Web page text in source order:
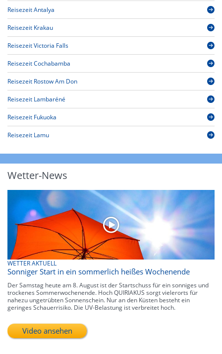
Reisezeit Antalya
Reisezeit Krakau
Reisezeit Victoria Falls
Reisezeit Cochabamba
Reisezeit Rostow Am Don
Reisezeit Lambaréné
Reisezeit Fukuoka
Reisezeit Lamu
Wetter-News
WETTER AKTUELL
Sonniger Start in ein sommerlich heißes Wochenende
Der Samstag heute am 8. August ist der Startschuss für ein sonniges und
trockenes Sommerwochenende. Hoch QUIRIAKUS sorgt vielerorts für
nahezu ungetrübten Sonnenschein. Nur an den Küsten besteht ein
geringes Schauerrisiko. Die UV-Belastung ist verbreitet hoch.
Video ansehen